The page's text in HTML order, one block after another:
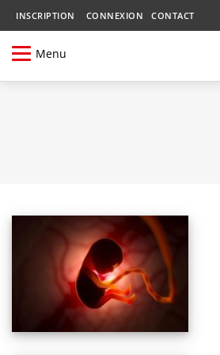
INSCRIPTION CONNEXION CONTACT
Menu